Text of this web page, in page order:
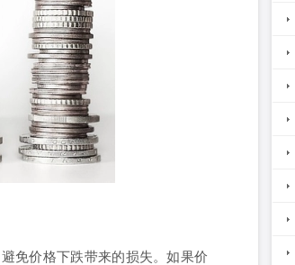
免价格下跌带来的损失。如果价